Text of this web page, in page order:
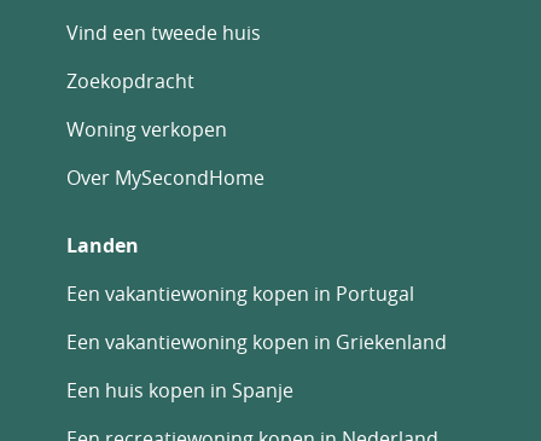
Vind een tweede huis
Zoekopdracht
Woning verkopen
Over MySecondHome
Landen
Een vakantiewoning kopen in Portugal
Een vakantiewoning kopen in Griekenland
Een huis kopen in Spanje